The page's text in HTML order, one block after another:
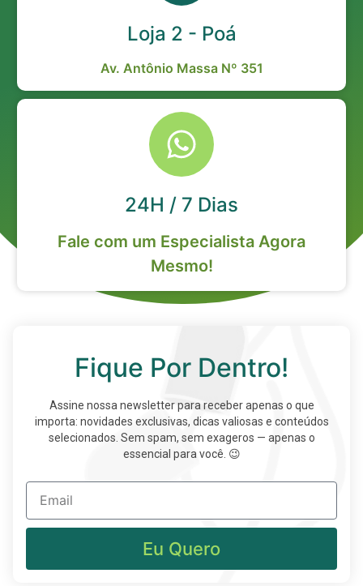
Loja 2 - Poá
Av. Antônio Massa Nº 351
24H / 7 Dias
Fale com um Especialista Agora
Mesmo!
Fique Por Dentro!
Assine nossa newsletter para receber apenas o que
importa: novidades exclusivas, dicas valiosas e conteúdos
selecionados. Sem spam, sem exageros — apenas o
essencial para você. 😉
Eu Quero